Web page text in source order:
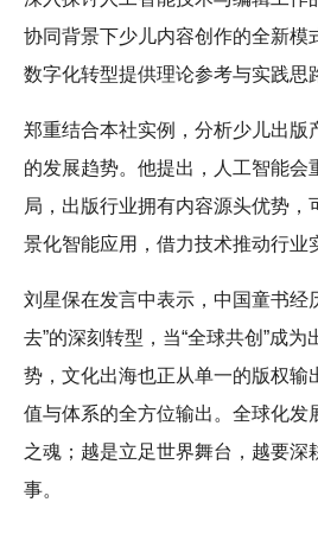
协同背景下少儿内容创作的全新模
数字化转型提供理论参考与实践思
郑重结合本社实例，分析少儿出版
的发展趋势。他提出，人工智能会
局，出版行业拥有内容源头优势，
景化智能应用，借力技术推动行业
刘星保在发言中表示，中国童书经
去”的深刻转型，当“全球共创”成
势，文化出海也正从单一的版权输
值与体系的全方位输出。全球化发
之魂；越是立足世界舞台，越要深
事。